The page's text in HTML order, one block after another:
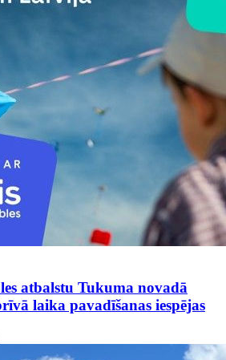
atbalstu Tukuma novadā
laika pavadīšanas iespējas